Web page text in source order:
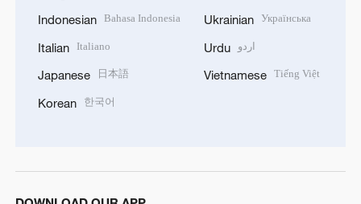
Indonesian Bahasa Indonesia
Italian Italiano
Japanese 日本語
Korean 한국어
Ukrainian Українська
Urdu اردو
Vietnamese Tiếng Việt